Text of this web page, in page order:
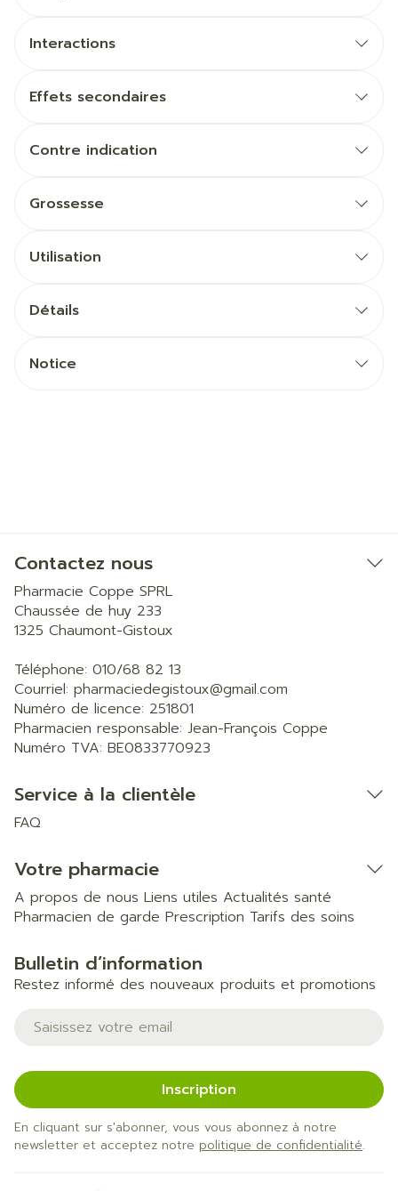
Interactions
Effets secondaires
Contre indication
Grossesse
Utilisation
Détails
Notice
Contactez nous
Pharmacie Coppe SPRL
Chaussée de huy 233
1325 Chaumont-Gistoux
Téléphone: 010/68 82 13
Courriel: pharmaciedegistoux@gmail.com
Numéro de licence: 251801
Pharmacien responsable: Jean-François Coppe
Numéro TVA: BE0833770923
Service à la clientèle
FAQ
Votre pharmacie
A propos de nous Liens utiles Actualités santé
Pharmacien de garde Prescription Tarifs des soins
Bulletin d’information
Restez informé des nouveaux produits et promotions
Adresse mail
Inscription
En cliquant sur s'abonner, vous vous abonnez à notre
newsletter et acceptez notre politique de confidentialité.